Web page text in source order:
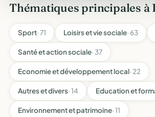
Thématiques principales à
Sport· 71 Loisirs et vie sociale· 63
Santé et action sociale· 37
Economie et développement local· 22
Autres et divers· 14 Education et
Environnement et patrimoine· 11